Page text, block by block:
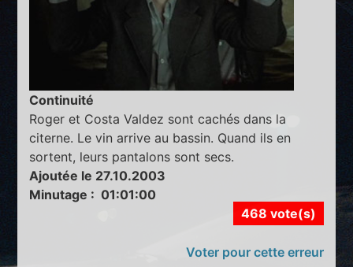
Continuité
Roger et Costa Valdez sont cachés dans la
citerne. Le vin arrive au bassin. Quand ils en
sortent, leurs pantalons sont secs.
Ajoutée le 27.10.2003
Minutage : 01:01:00
468 vote(s)
Voter pour cette erreur